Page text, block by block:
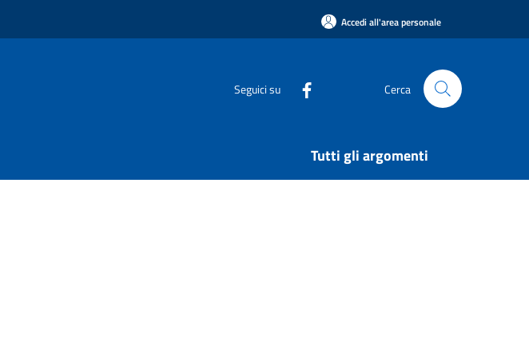
Accedi all'area personale
Seguici su Cerca
Tutti gli argomenti